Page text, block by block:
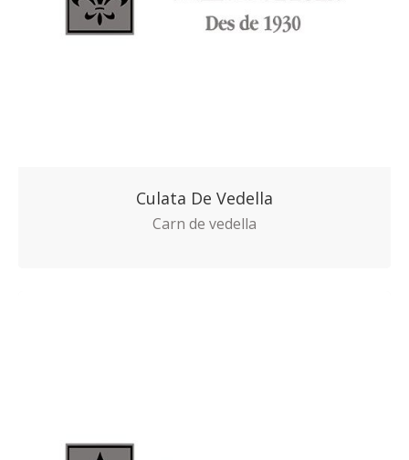
Culata De Vedella
Carn de vedella